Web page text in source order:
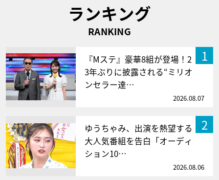
ランキング
RANKING
1
『Mステ』豪華8組が登場！2
3年ぶりに披露される“ミリオ
ンセラー達…
2026.08.07
2
ゆうちゃみ、出演を熱望する
大人気番組を告白「オーディ
ション10…
2026.08.06